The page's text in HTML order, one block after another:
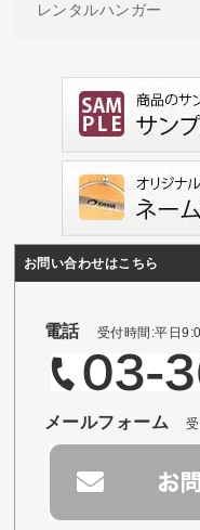
レンタルハンガー
お問い合わせはこちら
電話 受付時間:平日
メールフォーム